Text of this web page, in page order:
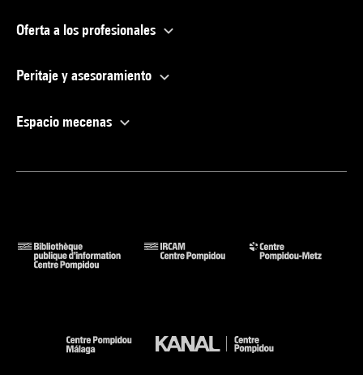
Oferta a los profesionales
Peritaje y asesoramiento
Espacio mecenas